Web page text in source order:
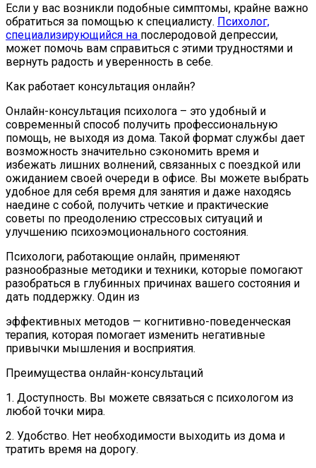
Если у вас возникли подобные симптомы, крайне важно
обратиться за помощью к специалисту. Психолог,
специализирующийся на послеродовой депрессии,
может помочь вам справиться с этими трудностями и
вернуть радость и уверенность в себе.
Как работает консультация онлайн?
Онлайн-консультация психолога – это удобный и
современный способ получить профессиональную
помощь, не выходя из дома. Такой формат службы дает
возможность значительно сэкономить время и
избежать лишних волнений, связанных с поездкой или
ожиданием своей очереди в офисе. Вы можете выбрать
удобное для себя время для занятия и даже находясь
наедине с собой, получить четкие и практические
советы по преодолению стрессовых ситуаций и
улучшению психоэмоционального состояния.
Психологи, работающие онлайн, применяют
разнообразные методики и техники, которые помогают
разобраться в глубинных причинах вашего состояния и
дать поддержку. Один из
эффективных методов — когнитивно-поведенческая
терапия, которая помогает изменить негативные
привычки мышления и восприятия.
Преимущества онлайн-консультаций
1. Доступность. Вы можете связаться с психологом из
любой точки мира.
2. Удобство. Нет необходимости выходить из дома и
тратить время на дорогу.